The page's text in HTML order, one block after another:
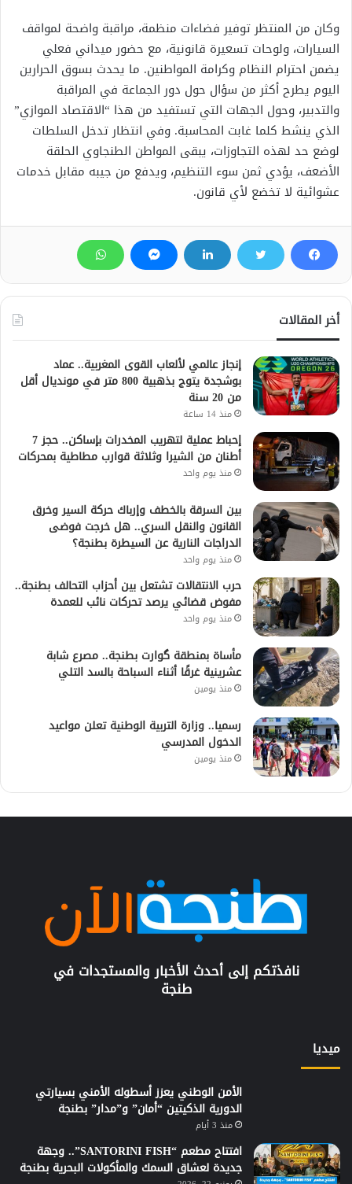
وكان من المنتظر توفير فضاءات منظمة، مراقبة واضحة لمواقف
السيارات، ولوحات تسعيرة قانونية، مع حضور ميداني فعلي
يضمن احترام النظام وكرامة المواطنين. ما يحدث بسوق الحرارين
اليوم يطرح أكثر من سؤال حول دور الجماعة في المراقبة
والتدبير، وحول الجهات التي تستفيد من هذا “الاقتصاد الموازي”
الذي ينشط كلما غابت المحاسبة. وفي انتظار تدخل السلطات
لوضع حد لهذه التجاوزات، يبقى المواطن الطنجاوي الحلقة
الأضعف، يؤدي ثمن سوء التنظيم، ويدفع من جيبه مقابل خدمات
عشوائية لا تخضع لأي قانون.
أخر المقالات
إنجاز عالمي لألعاب القوى المغربية.. عماد
بوشجدة يتوج بذهبية 800 متر في مونديال أقل
من 20 سنة
منذ 14 ساعة
إحباط عملية لتهريب المخدرات بإساكن.. حجز 7
أطنان من الشيرا وثلاثة قوارب مطاطية بمحركات
منذ يوم واحد
بين السرقة بالخطف وإرباك حركة السير وخرق
القانون والنقل السري.. هل خرجت فوضى
الدراجات النارية عن السيطرة بطنجة؟
منذ يوم واحد
حرب الانتقالات تشتعل بين أحزاب التحالف بطنجة..
مفوض قضائي يرصد تحركات نائب للعمدة
منذ يوم واحد
مأساة بمنطقة گوارت بطنجة.. مصرع شابة
عشرينية غرقًا أثناء السباحة بالسد التلي
منذ يومين
رسميا.. وزارة التربية الوطنية تعلن مواعيد
الدخول المدرسي
منذ يومين
نافذتكم إلى أحدث الأخبار والمستجدات في
طنجة
ميديا
الأمن الوطني يعزز أسطوله الأمني بسيارتي
الدورية الذكيتين “أمان” و”مدار” بطنجة
منذ 3 أيام
افتتاح مطعم “SANTORINI FISH”.. وجهة
جديدة لعشاق السمك والمأكولات البحرية بطنجة